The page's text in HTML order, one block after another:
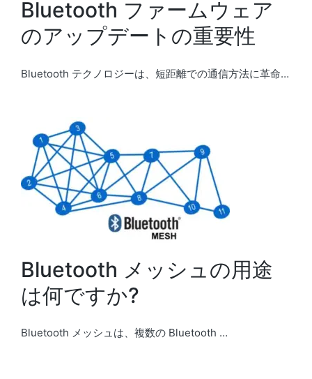
Bluetooth ファームウェア
のアップデートの重要性
Bluetooth テクノロジーは、短距離での通信方法に革命…
Bluetooth メッシュの用途
は何ですか?
Bluetooth メッシュは、複数の Bluetooth …